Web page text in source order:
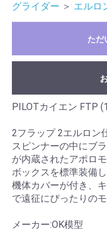
グライダー ＞ エルロ
ただ
PILOTカイエン FTP
2フラップ 2エルロン
スピンナーの中にブ
が内蔵されたアポロ
ボックスを標準装備し
機体カバーが付き、
で遠征にぴったりのモ
メーカー:OK模型